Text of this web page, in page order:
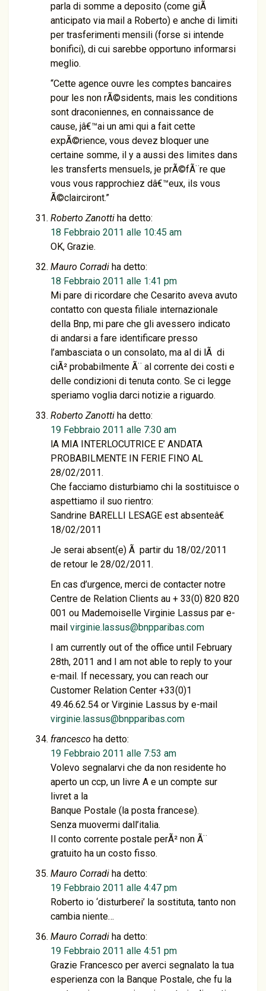
parla di somme a deposito (come giÃ
anticipato via mail a Roberto) e anche di limiti
per trasferimenti mensili (forse si intende
bonifici), di cui sarebbe opportuno informarsi
meglio.
“Cette agence ouvre les comptes bancaires
pour les non rÃ©sidents, mais les conditions
sont draconiennes, en connaissance de
cause, jâ€™ai un ami qui a fait cette
expÃ©rience, vous devez bloquer une
certaine somme, il y a aussi des limites dans
les transferts mensuels, je prÃ©fÃ¨re que
vous vous rapprochiez dâ€™eux, ils vous
Ã©clairciront.”
Roberto Zanotti ha detto:
18 Febbraio 2011 alle 10:45 am
OK, Grazie.
Mauro Corradi ha detto:
18 Febbraio 2011 alle 1:41 pm
Mi pare di ricordare che Cesarito aveva avuto
contatto con questa filiale internazionale
della Bnp, mi pare che gli avessero indicato
di andarsi a fare identificare presso
l’ambasciata o un consolato, ma al di lÃ di
ciÃ² probabilmente Ã¨ al corrente dei costi e
delle condizioni di tenuta conto. Se ci legge
speriamo voglia darci notizie a riguardo.
Roberto Zanotti ha detto:
19 Febbraio 2011 alle 7:30 am
lA MIA INTERLOCUTRICE E’ ANDATA
PROBABILMENTE IN FERIE FINO AL
28/02/2011.
Che facciamo disturbiamo chi la sostituisce o
aspettiamo il suo rientro:
Sandrine BARELLI LESAGE est absenteâ€
18/02/2011
Je serai absent(e) Ã partir du 18/02/2011
de retour le 28/02/2011.
En cas d’urgence, merci de contacter notre
Centre de Relation Clients au + 33(0) 820 820
001 ou Mademoiselle Virginie Lassus par e-
mail virginie.lassus@bnpparibas.com
I am currently out of the office until February
28th, 2011 and I am not able to reply to your
e-mail. If necessary, you can reach our
Customer Relation Center +33(0)1
49.46.62.54 or Virginie Lassus by e-mail
virginie.lassus@bnpparibas.com
francesco ha detto:
19 Febbraio 2011 alle 7:53 am
Volevo segnalarvi che da non residente ho
aperto un ccp, un livre A e un compte sur
livret a la
Banque Postale (la posta francese).
Senza muovermi dall’italia.
Il conto corrente postale perÃ² non Ã¨
gratuito ha un costo fisso.
Mauro Corradi ha detto:
19 Febbraio 2011 alle 4:47 pm
Roberto io ‘disturberei’ la sostituta, tanto non
cambia niente…
Mauro Corradi ha detto:
19 Febbraio 2011 alle 4:51 pm
Grazie Francesco per averci segnalato la tua
esperienza con la Banque Postale, che fu la